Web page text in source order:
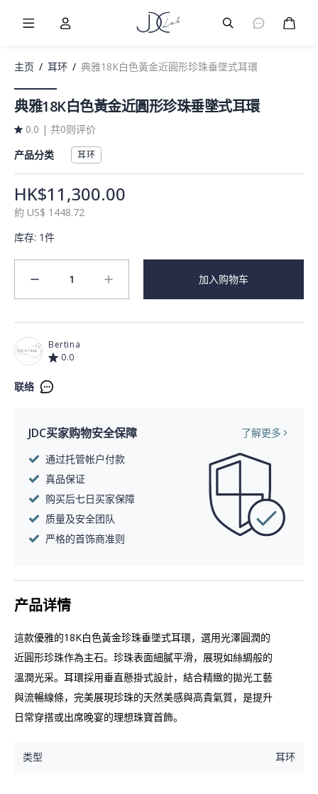
主页 / 耳环 / 典雅18K白色黃金近圓形珍珠垂墜式耳環
典雅18K白色黃金近圓形珍珠垂墜式耳環
0.0 | 共0则评价
产品分类
耳环
HK$11,300.00
約 US$ 1448.72
库存: 1件
minus 1 plus 加入购物车
Bertina
0.0
联络
JDC买家购物安全保障
了解更多
通过托管帐户付款
真品保证
购买后七日买家保障
质量及安全团队
严格的首饰商准则
产品详情
這款優雅的18K白色黃金珍珠垂墜式耳環，選用光澤圓潤的
近圓形珍珠作為主石。珍珠表面細膩平滑，展現如絲綢般的
溫潤光采。耳環採用垂直懸掛式設計，結合精緻的拋光工藝
與流暢線條，完美展現珍珠的天然美感與高貴氣質，是提升
日常穿搭或出席晚宴的理想珠寶首飾。
类型 耳环
Burger Menu
User Burger Menu购物